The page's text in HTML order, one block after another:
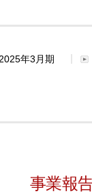
2025年3月期
事業報